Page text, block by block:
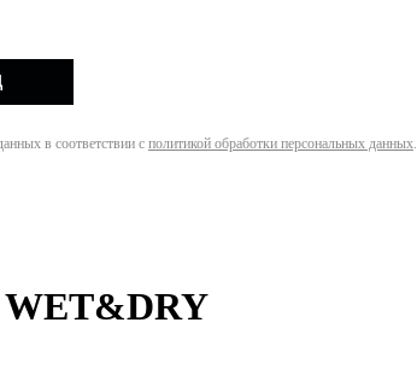
в соответствии с политикой обработки персональных данных.
WET&DRY